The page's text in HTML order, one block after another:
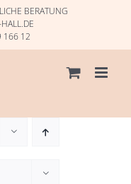
BERATUNG
166 12